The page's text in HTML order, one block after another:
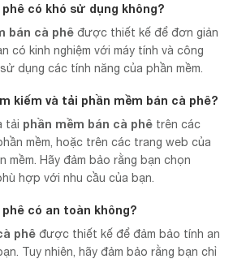
phê có khó sử dụng không?
bán cà phê được thiết kế để đơn giản
có kinh nghiệm với máy tính và công
dụng các tính năng của phần mềm.
kiếm và tải phần mềm bán cà phê?
tải phần mềm bán cà phê trên các
mềm, hoặc trên các trang web của
mềm. Hãy đảm bảo rằng bạn chọn
hợp với nhu cầu của bạn.
có an toàn không?
phê được thiết kế để đảm bảo tính an
Tuy nhiên, hãy đảm bảo rằng bạn chỉ